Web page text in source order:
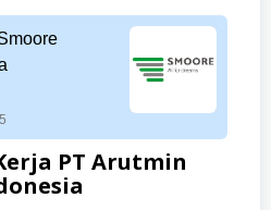
PT Arutmin